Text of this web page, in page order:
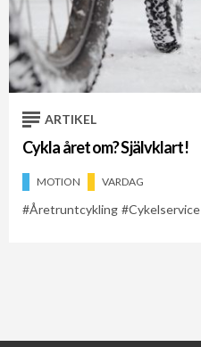
ARTIKEL
Cykla året om? Självklart!
MOTION VARDAG
Åretruntcykling Cykelservice